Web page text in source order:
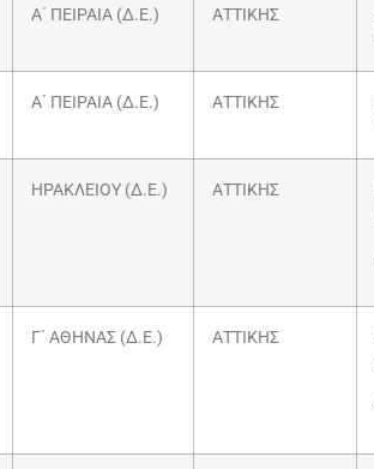
Α΄ ΠΕΙΡΑΙΑ (Δ.Ε.) ΑΤΤΙΚΗΣ
Α΄ ΠΕΙΡΑΙΑ (Δ.Ε.) ΑΤΤΙΚΗΣ
ΗΡΑΚΛΕΙΟΥ (Δ.Ε.) ΑΤΤΙΚΗΣ
Γ΄ ΑΘΗΝΑΣ (Δ.Ε.) ΑΤΤΙΚΗΣ